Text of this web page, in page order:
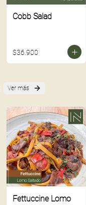
Cobb Salad
$36.900
Ver más
Fettuccine Lomo